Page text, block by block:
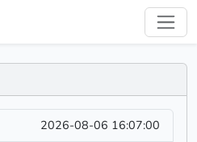
2026-08-06 16:07:00